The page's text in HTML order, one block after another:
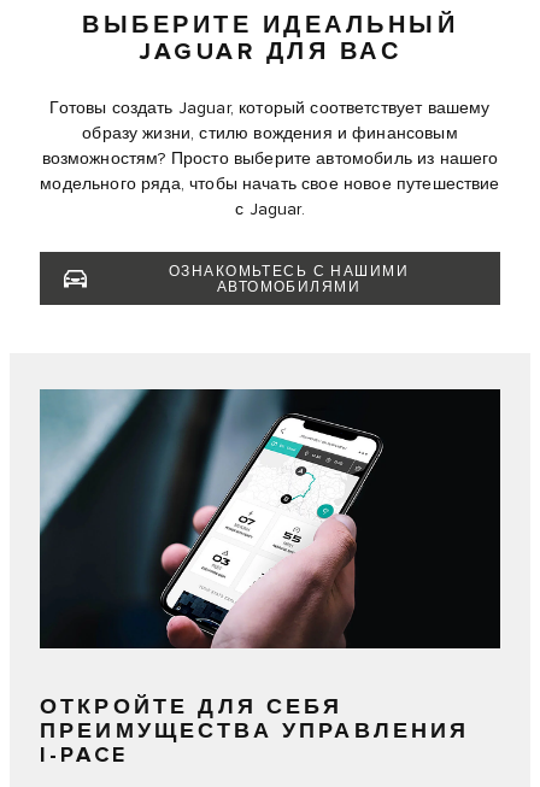
ВЫБЕРИТЕ ИДЕАЛЬНЫЙ
JAGUAR ДЛЯ ВАС
Готовы создать Jaguar, который соответствует вашему
образу жизни, стилю вождения и финансовым
возможностям? Просто выберите автомобиль из нашего
модельного ряда, чтобы начать свое новое путешествие
с Jaguar.
ОЗНАКОМЬТЕСЬ С НАШИМИ
АВТОМОБИЛЯМИ
ОТКРОЙТЕ ДЛЯ СЕБЯ
ПРЕИМУЩЕСТВА УПРАВЛЕНИЯ
I‑PACE